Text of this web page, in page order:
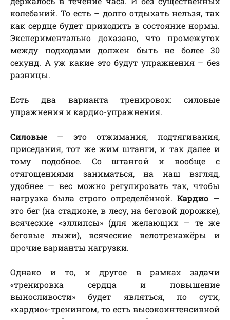
колебаний. То есть – долго отдыхать нельзя, так
как сердце будет приходить в состояние нормы.
Экспериментально доказано, что промежуток
между подходами должен быть не более 30
секунд. А уж какие это будут упражнения – без
разницы.
Есть два варианта тренировок: силовые
упражнения и кардио-упражнения.
Силовые — это отжимания, подтягивания,
приседания, тот же жим штанги, и так далее и
тому подобное. Со штангой и вообще с
отягощениями заниматься, на наш взгляд,
удобнее — вес можно регулировать так, чтобы
нагрузка была строго определённой. Кардио —
это бег (на стадионе, в лесу, на беговой дорожке),
всяческие «эллипсы» (для желающих — те же
беговые лыжи), всяческие велотренажёры и
прочие варианты нагрузки.
Однако и то, и другое в рамках задачи
«тренировка сердца и повышение
выносливости» будет являться, по сути,
«кардио»-тренингом, то есть высокоинтенсивной